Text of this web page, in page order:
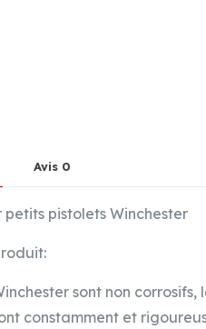
Avis 0
petits pistolets Winchester
sont non
constamment et